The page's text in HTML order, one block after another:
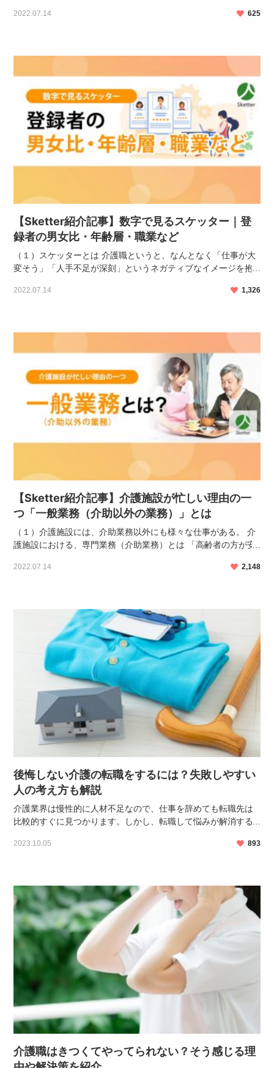
す。 そんなスケッターを通じ、とても素 […]
2022.07.14 625
【Sketter紹介記事】数字で見るスケッター｜登
録者の男女比・年齢層・職業など
（１）スケッターとは 介護職というと、なんとなく「仕事が大
変そう」「人手不足が深刻」というネガティブなイメージを抱
業務内容や人材不足の問題はたびたびメディアに取り […]
2022.07.14 1,326
【Sketter紹介記事】介護施設が忙しい理由の一
つ「一般業務（介助以外の業務）」とは
（１）介護施設には、介助業務以外にも様々な仕事がある。 介
護施設における、専門業務（介助業務）とは 「高齢者の方が安
する」 「歩くことが難しい人が移動をするのに必要 […]
2022.07.14 2,148
後悔しない介護の転職をするには？失敗しやすい
人の考え方も解説
介護業界は慢性的に人材不足なので、仕事を辞めても転職先は
比較的すぐに見つかります。しかし、転職して悩みが解消する
直すのは簡単ではありません。 「こんなはずじゃなかっ […]
2023.10.05 893
介護職はきつくてやってられない？そう感じる理